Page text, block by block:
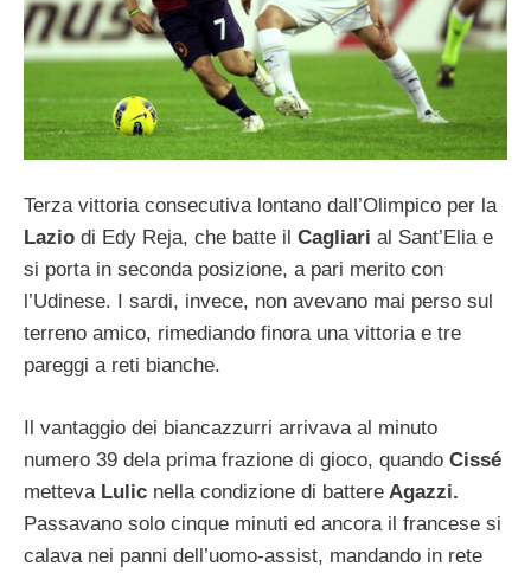
Terza vittoria consecutiva lontano dall’Olimpico per la
Lazio di Edy Reja, che batte il Cagliari al Sant’Elia e
si porta in seconda posizione, a pari merito con
l’Udinese. I sardi, invece, non avevano mai perso sul
terreno amico, rimediando finora una vittoria e tre
pareggi a reti bianche.
Il vantaggio dei biancazzurri arrivava al minuto
numero 39 dela prima frazione di gioco, quando Cissé
metteva Lulic nella condizione di battere Agazzi.
Passavano solo cinque minuti ed ancora il francese si
calava nei panni dell’uomo-assist, mandando in rete